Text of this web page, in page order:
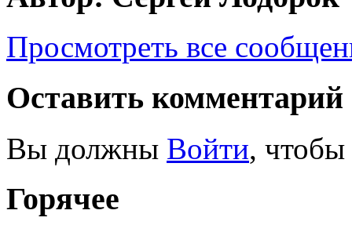
Просмотреть все
Оставить комментарий
Вы должны Войти, чтобы
Горячее